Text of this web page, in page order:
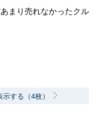
まり売れなかったクル
する（4枚）